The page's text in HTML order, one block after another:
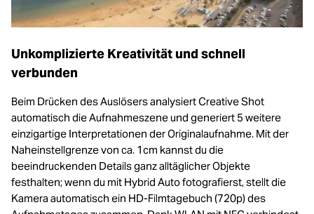
Unkomplizierte Kreativität und schnell
verbunden
Beim Drücken des Auslösers analysiert Creative Shot
automatisch die Aufnahmeszene und generiert 5 weitere
einzigartige Interpretationen der Originalaufnahme. Mit der
Naheinstellgrenze von ca. 1cm kannst du die
beeindruckenden Details ganz alltäglicher Objekte
festhalten; wenn du mit Hybrid Auto fotografierst, stellt die
Kamera automatisch ein HD-Filmtagebuch (720p) des